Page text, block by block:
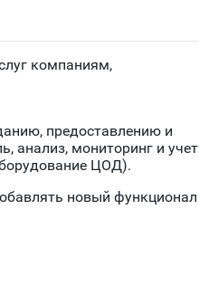
компаниям,
предоставлению и
анализ, мониторинг и учет
ЦОД).
новый функционал